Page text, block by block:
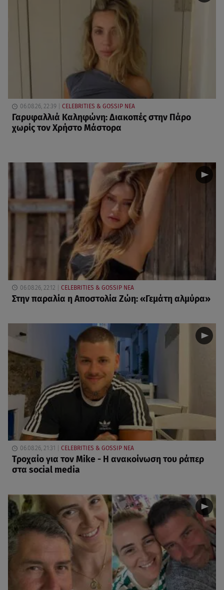
06.08.26, 22:39 CELEBRITIES & GOSSIP ΝΕΑ
Γαρυφαλλιά Καληφώνη: Διακοπές στην Πάρο
χωρίς τον Χρήστο Μάστορα
06.08.26, 22:12 CELEBRITIES & GOSSIP ΝΕΑ
Στην παραλία η Αποστολία Ζώη: «Γεμάτη αλμύρα»
06.08.26, 21:31 CELEBRITIES & GOSSIP ΝΕΑ
Τροχαίο για τον Mike - Η ανακοίνωση του ράπερ
στα social media